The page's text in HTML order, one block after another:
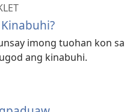
imong tuohan kon sa
ang kinabuhi.